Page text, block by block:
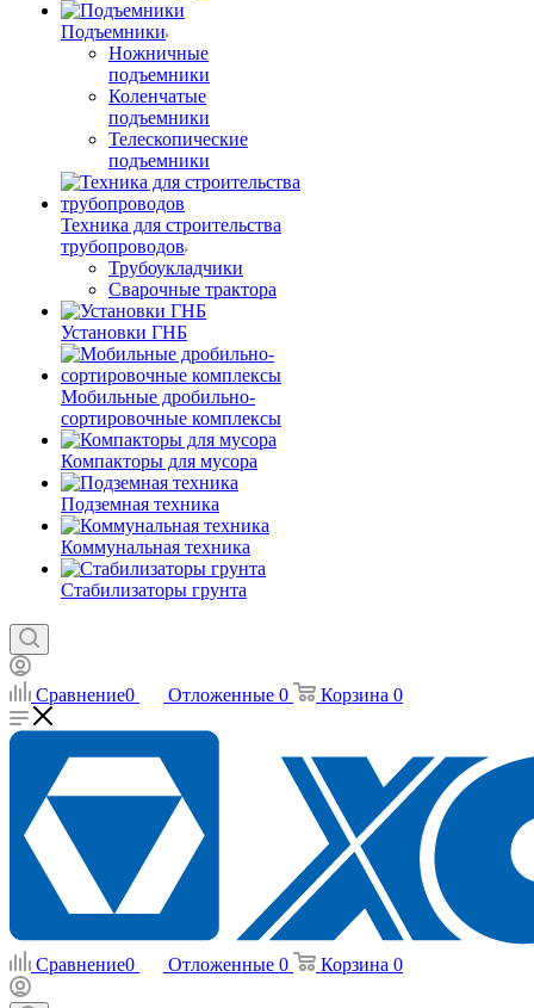
Подъемники
Ножничные
подъемники
Коленчатые
подъемники
Телескопические
подъемники
Техника для строительства
трубопроводов
Трубоукладчики
Сварочные трактора
Установки ГНБ
Мобильные дробильно-
сортировочные комплексы
Компакторы для мусора
Подземная техника
Коммунальная техника
Стабилизаторы грунта
Сравнение0 Отложенные 0 Корзина 0
Сравнение0 Отложенные 0 Корзина 0